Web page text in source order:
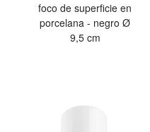
foco de superficie en
porcelana - negro Ø
9,5 cm